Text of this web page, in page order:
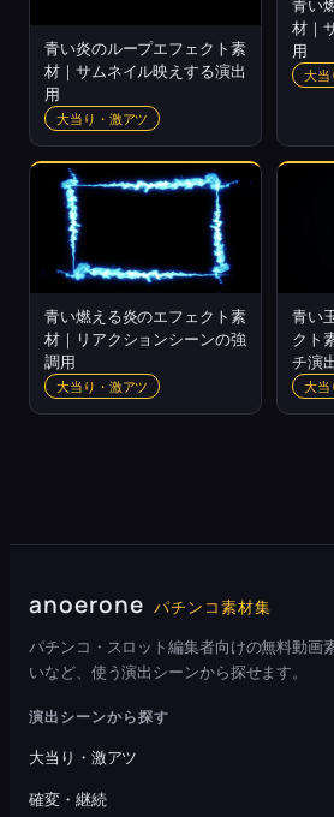
青い炎のループエフェクト素
材｜サムネイル映えする演出
用
大当り・激アツ
青い
材｜
用
大当
青い燃える炎のエフェクト素
材｜リアクションシーンの強
調用
大当り・激アツ
青い
クト
チ演
大当
anoerone パチンコ素材集
パチンコ・スロット編集者向けの無料動画
いなど、使う演出シーンから探せます。
演出シーンから探す
大当り・激アツ
確変・継続